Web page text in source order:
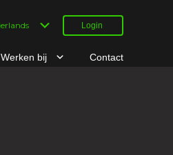
Login
Werken bij Contact